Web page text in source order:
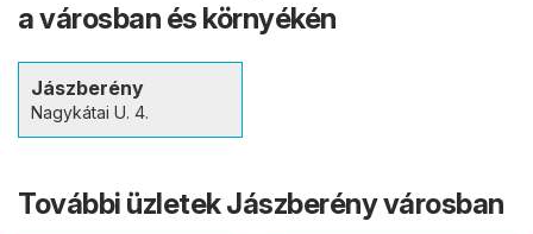
a városban és környékén
Jászberény
Nagykátai U. 4.
További üzletek Jászberény városban